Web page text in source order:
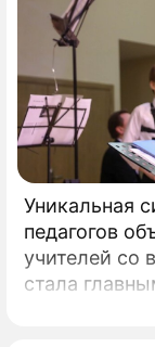
Уникальная
педагогов
учителей со
стала
центром